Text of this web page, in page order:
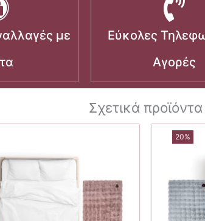
με
Εύκολες
Αγορές
Σχετικά προϊόντα
20%